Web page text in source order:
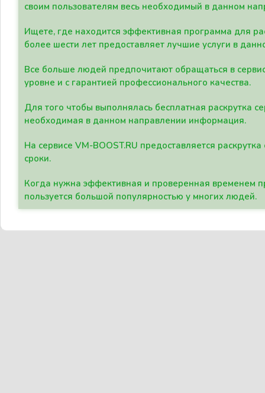
своим пользователям весь необходимый в данном
Ищете, где находится эффективная программа для
более шести лет предоставляет лучшие услуги в
Все больше людей предпочитают обращаться в
уровне и с гарантией профессионального качества.
Для того чтобы выполнялась бесплатная раскрутка
необходимая в данном направлении информация.
На сервисе VM-BOOST.RU предоставляется
сроки.
Когда нужна эффективная и проверенная временем
пользуется большой популярностью у многих людей.